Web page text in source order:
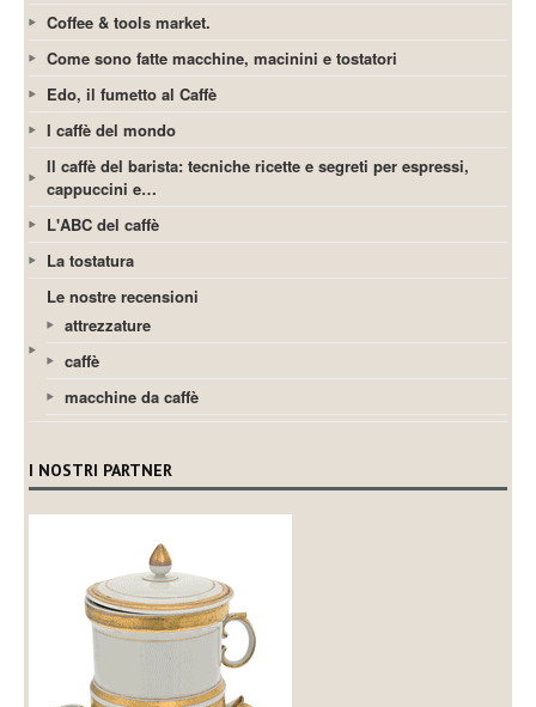
Coffee & tools market.
Come sono fatte macchine, macinini e tostatori
Edo, il fumetto al Caffè
I caffè del mondo
Il caffè del barista: tecniche ricette e segreti per espressi,
cappuccini e…
L'ABC del caffè
La tostatura
Le nostre recensioni
attrezzature
caffè
macchine da caffè
I NOSTRI PARTNER